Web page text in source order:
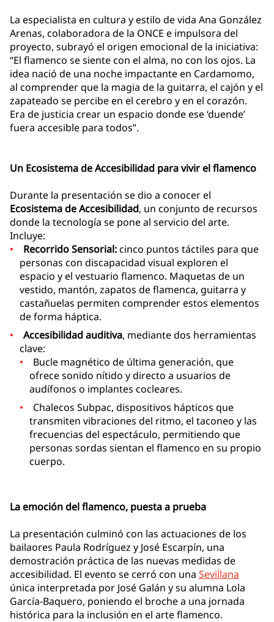
La especialista en cultura y estilo de vida Ana González
Arenas, colaboradora de la ONCE e impulsora del
proyecto, subrayó el origen emocional de la iniciativa:
“El flamenco se siente con el alma, no con los ojos. La
idea nació de una noche impactante en Cardamomo,
al comprender que la magia de la guitarra, el cajón y el
zapateado se percibe en el cerebro y en el corazón.
Era de justicia crear un espacio donde ese ‘duende’
fuera accesible para todos”.
Un Ecosistema de Accesibilidad para vivir el flamenco
Durante la presentación se dio a conocer el
Ecosistema de Accesibilidad, un conjunto de recursos
donde la tecnología se pone al servicio del arte.
Incluye:
Recorrido Sensorial:cinco puntos táctiles para que
personas con discapacidad visual exploren el
espacio y el vestuario flamenco. Maquetas de un
vestido, mantón, zapatos de flamenca, guitarra y
castañuelas permiten comprender estos elementos
de forma háptica.
Accesibilidad auditiva, mediante dos herramientas
clave:
Bucle magnético de última generación, que
ofrece sonido nítido y directo a usuarios de
audífonos o implantes cocleares.
Chalecos Subpac, dispositivos hápticos que
transmiten vibraciones del ritmo, el taconeo y las
frecuencias del espectáculo, permitiendo que
personas sordas sientan el flamenco en su propio
cuerpo.
La emoción del flamenco, puesta a prueba
La presentación culminó con las actuaciones de los
bailaores Paula Rodríguez y José Escarpín, una
demostración práctica de las nuevas medidas de
accesibilidad. El evento se cerró con una Sevillana
única interpretada por José Galán y su alumna Lola
García-Baquero, poniendo el broche a una jornada
histórica para la inclusión en el arte flamenco.